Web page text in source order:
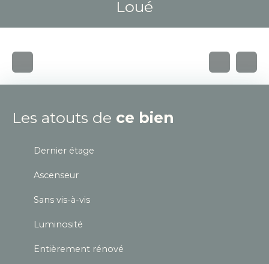
Loué
Les atouts de ce bien
Dernier étage
Ascenseur
Sans vis-à-vis
Luminosité
Entièrement rénové